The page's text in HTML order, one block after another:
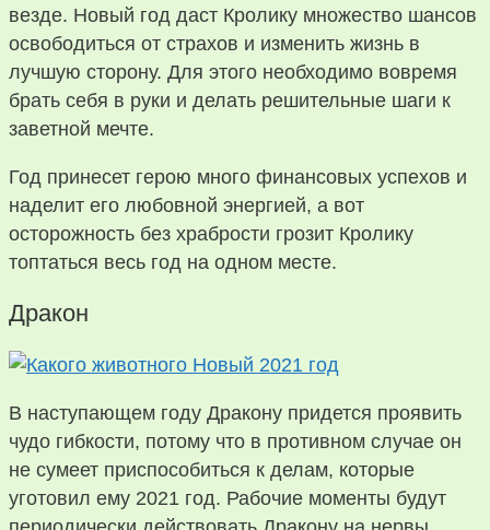
везде. Новый год даст Кролику множество шансов
освободиться от страхов и изменить жизнь в
лучшую сторону. Для этого необходимо вовремя
брать себя в руки и делать решительные шаги к
заветной мечте.
Год принесет герою много финансовых успехов и
наделит его любовной энергией, а вот
осторожность без храбрости грозит Кролику
топтаться весь год на одном месте.
Дракон
В наступающем году Дракону придется проявить
чудо гибкости, потому что в противном случае он
не сумеет приспособиться к делам, которые
уготовил ему 2021 год. Рабочие моменты будут